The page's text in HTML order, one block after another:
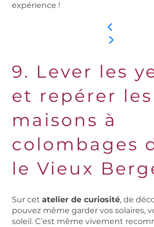
expérience !
9. Lever les
et repérer les
maisons à
colombages
le Vieux
Sur cet atelier de curiosité, de
pouvez même garder vos solaires,
soleil. C’est même vivement